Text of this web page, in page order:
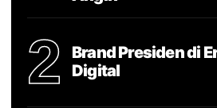
2
Brand Presiden di
Digital